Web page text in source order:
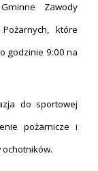
Zawody
które
godzinie 9:00 na
do sportowej
pożarnicze i